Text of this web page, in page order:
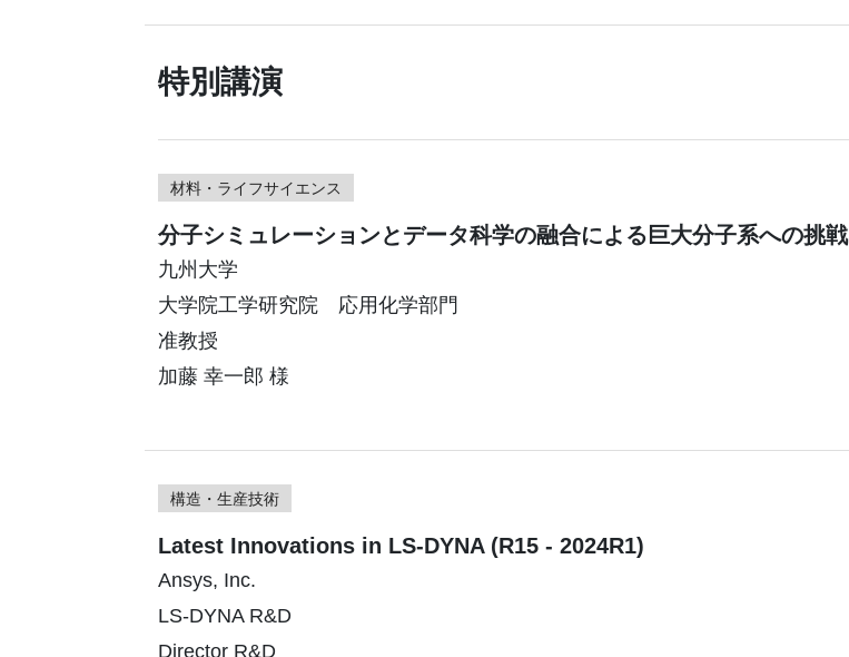
特別講演
材料・ライフサイエンス
分子シミュレーションとデータ科学の融合による巨大分子系への挑戦
九州大学
大学院工学研究院 応用化学部門
准教授
加藤 幸一郎 様
構造・生産技術
Latest Innovations in LS-DYNA (R15 - 2024R1)
Ansys, Inc.
LS-DYNA R&D
Director R&D